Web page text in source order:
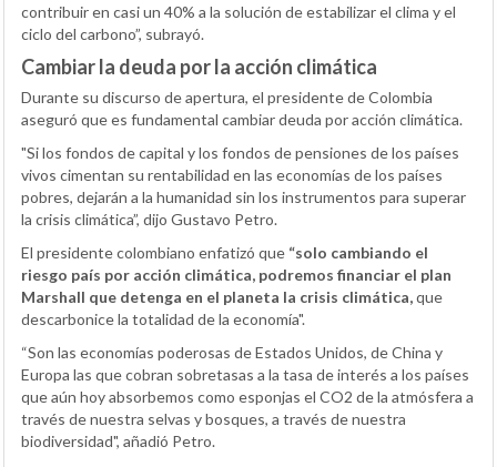
contribuir en casi un 40% a la solución de estabilizar el clima y el
ciclo del carbono”, subrayó.
Cambiar la deuda por la acción climática
Durante su discurso de apertura, el presidente de Colombia
aseguró que es fundamental cambiar deuda por acción climática.
"Si los fondos de capital y los fondos de pensiones de los países
vivos cimentan su rentabilidad en las economías de los países
pobres, dejarán a la humanidad sin los instrumentos para superar
la crisis climática”, dijo Gustavo Petro.
El presidente colombiano enfatizó que “solo cambiando el
riesgo país por acción climática, podremos financiar el plan
Marshall que detenga en el planeta la crisis climática,que
descarbonice la totalidad de la economía".
“Son las economías poderosas de Estados Unidos, de China y
Europa las que cobran sobretasas a la tasa de interés a los países
que aún hoy absorbemos como esponjas el CO2 de la atmósfera a
través de nuestra selvas y bosques, a través de nuestra
biodiversidad", añadió Petro.